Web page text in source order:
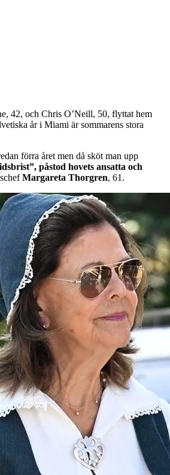
42, och Chris O’Neill, 50, flyttat hem
år i Miami är sommarens stora
förra året men då sköt man upp
påstod hovets ansatta och
Margareta Thorgren, 61.